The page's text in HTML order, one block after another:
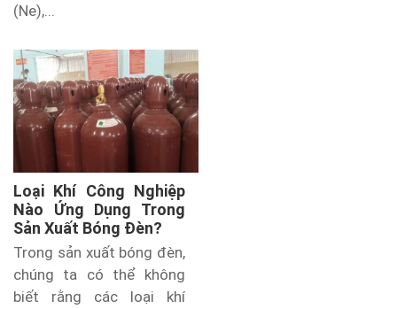
(Ne),...
Loại Khí Công Nghiệp
Nào Ứng Dụng Trong
Sản Xuất Bóng Đèn?
Trong sản xuất bóng đèn,
chúng ta có thể không
biết rằng các loại khí